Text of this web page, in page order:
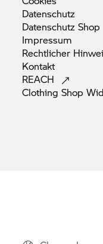
Datenschutz
DatenschutzShop
Impressum
Rechtlicher
Kontakt
REACH
Clothing Shop